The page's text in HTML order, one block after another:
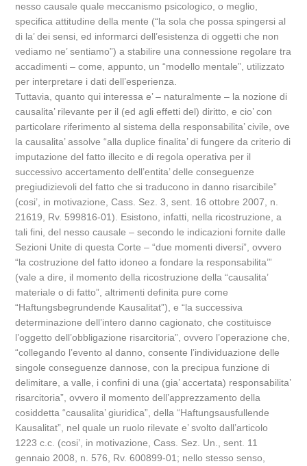
nesso causale quale meccanismo psicologico, o meglio,
specifica attitudine della mente (“la sola che possa spingersi al
di la’ dei sensi, ed informarci dell’esistenza di oggetti che non
vediamo ne’ sentiamo”) a stabilire una connessione regolare tra
accadimenti – come, appunto, un “modello mentale”, utilizzato
per interpretare i dati dell’esperienza.
Tuttavia, quanto qui interessa e’ – naturalmente – la nozione di
causalita’ rilevante per il (ed agli effetti del) diritto, e cio’ con
particolare riferimento al sistema della responsabilita’ civile, ove
la causalita’ assolve “alla duplice finalita’ di fungere da criterio di
imputazione del fatto illecito e di regola operativa per il
successivo accertamento dell’entita’ delle conseguenze
pregiudizievoli del fatto che si traducono in danno risarcibile”
(cosi’, in motivazione, Cass. Sez. 3, sent. 16 ottobre 2007, n.
21619, Rv. 599816-01). Esistono, infatti, nella ricostruzione, a
tali fini, del nesso causale – secondo le indicazioni fornite dalle
Sezioni Unite di questa Corte – “due momenti diversi”, ovvero
“la costruzione del fatto idoneo a fondare la responsabilita’”
(vale a dire, il momento della ricostruzione della “causalita’
materiale o di fatto”, altrimenti definita pure come
“Haftungsbegrundende Kausalitat”), e “la successiva
determinazione dell’intero danno cagionato, che costituisce
l’oggetto dell’obbligazione risarcitoria”, ovvero l’operazione che,
“collegando l’evento al danno, consente l’individuazione delle
singole conseguenze dannose, con la precipua funzione di
delimitare, a valle, i confini di una (gia’ accertata) responsabilita’
risarcitoria”, ovvero il momento dell’apprezzamento della
cosiddetta “causalita’ giuridica”, della “Haftungsausfullende
Kausalitat”, nel quale un ruolo rilevate e’ svolto dall’articolo
1223 c.c. (cosi’, in motivazione, Cass. Sez. Un., sent. 11
gennaio 2008, n. 576, Rv. 600899-01; nello stesso senso,